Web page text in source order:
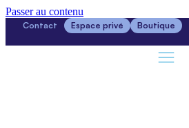
Passer au contenu
Contact Espace privé Boutique